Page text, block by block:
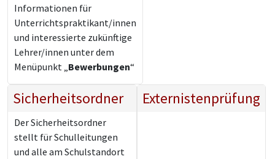
Informationen für
Unterrichtspraktikant/innen
und interessierte zukünftige
Lehrer/innen unter dem
Menüpunkt „ Bewerbungen“
Sicherheitsordner
Der Sicherheitsordner
stellt für Schulleitungen
und alle am Schulstandort
Externistenprüfung